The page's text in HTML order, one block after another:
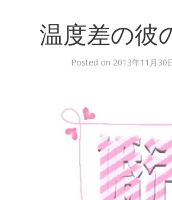
温度差の彼
Posted on 2013年11月30